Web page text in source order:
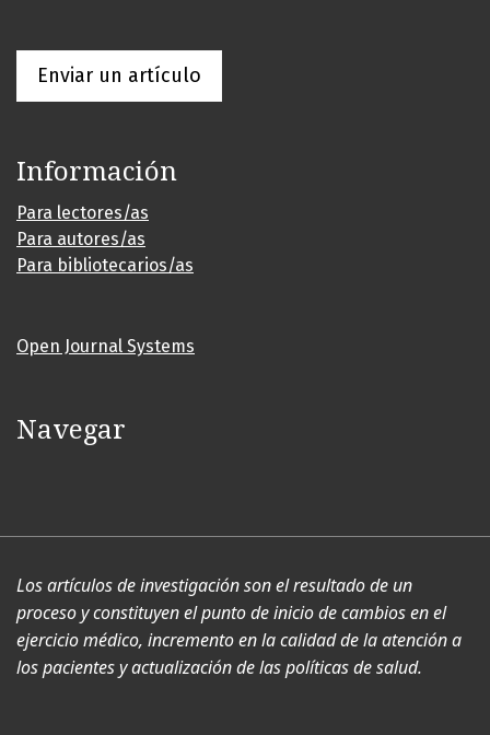
Enviar un artículo
Información
Para lectores/as
Para autores/as
Para bibliotecarios/as
Open Journal Systems
Navegar
Los artículos de investigación son el resultado de un
proceso y constituyen el punto de inicio de cambios en el
ejercicio médico, incremento en la calidad de la atención a
los pacientes y actualización de las políticas de salud.